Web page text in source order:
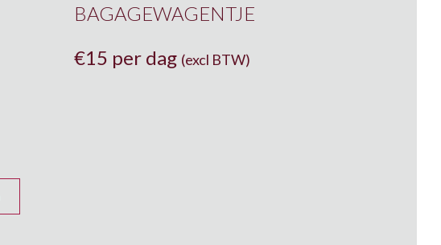
BAGAGEWAGENTJE
€15 per dag (excl BTW)